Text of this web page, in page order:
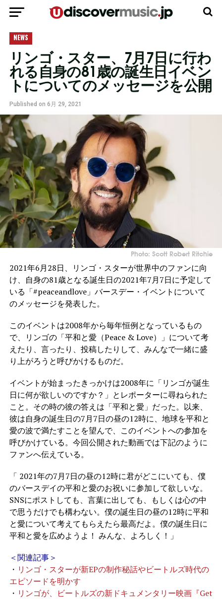
NEWS
リンゴ・スター、7月7日に行わ
れる自身の81歳の誕生日イベン
トについてのメッセージを公開
Published on 6月 29, 2021
Photo: Scott Robert Ritchie
2021年6月28日、リンゴ・スターが世界中のファンに向
け、自身の81歳となる誕生日の2021年7月7日に予定して
いる「#peaceandlove」バースデー・イベントについて
のメッセージを発表した。
このイベントは2008年から毎年恒例となっているもの
で、リンゴの「平和と愛（Peace & Love）」について考
えたり、言ったり、投稿したりして、みんなで一緒に盛
り上がろうと呼びかけるものだ。
イベントが始まったきっかけは2008年に「リンゴが誕生
日に何が欲しいのですか？」とレポーターに尋ねられた
こと。その時の彼の答えは「平和と愛」だった。以来、
彼は自身の誕生日の7月7日の昼の12時に、地球を平和と
愛の波で満たすことを望んで、このイベントへの参加を
呼びかけている。今回公開された動画では下記のように
ファンへ伝えている。
「 2021年の7月7日の昼の12時に君がどこにいても、僕
のバースデイの平和と愛のお祝いに参加して欲しいな。
SNSにポストしても、言葉に出しても、もしくは心の中
で思うだけでも構わない。僕の誕生日の昼の12時に平和
と愛について考えてもらえたら最高だよ。僕の誕生日に
平和と愛を広めようよ！ みんな、よろしく！」
＜関連記事＞
・ リンゴ・スターが新EPの制作秘話やビートルズ時代の
エピソードを明かす
・ リンゴが、ビートルズの新ドキュメンタリー映画『Get
モバイルバージョンに移動